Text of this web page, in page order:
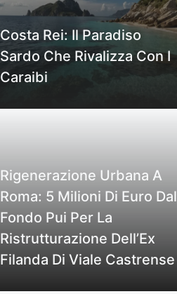
Costa Rei: Il Paradiso
Sardo Che Rivalizza Con I
Caraibi
Rigenerazione Urbana A
Roma: 5 Milioni Di Euro Dal
Fondo Pui Per La
Ristrutturazione Dell’Ex
Filanda Di Viale Castrense